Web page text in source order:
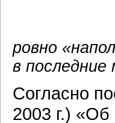
ровно
в
Согласно
2003 г.)